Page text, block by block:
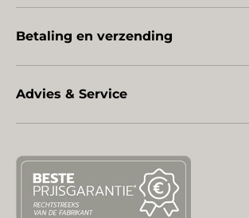
Betaling en verzending
Advies & Service